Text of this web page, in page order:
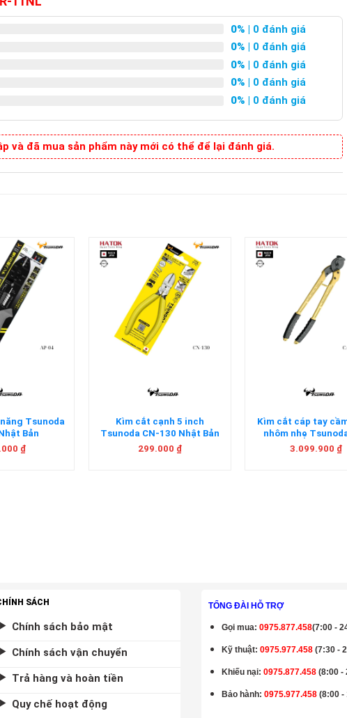
0% | 0 đánh giá
0% | 0 đánh giá
0% | 0 đánh giá
0% | 0 đánh giá
0% | 0 đánh giá
và đã mua sản phẩm này mới có thể để lại đánh giá.
Tsunoda
Bản
₫
Kìm cắt cạnh 5 inch
Tsunoda CN-130 Nhật Bản
299.000 ₫
Kìm cắt cáp tay
nhôm nhẹ
450AL Nhật
3.099.900 ₫
SÁCH
Chính sách bảo mật
Chính sách vận chuyển
Trả hàng và hoàn tiền
Quy chế hoạt động
TỔNG ĐÀI HỖ TRỢ
Gọi mua:0975.877.458(7:00 -
Kỹ thuật:0975.977.458 (7:30 -
Khiếu nại: 0975.877.458 (8:00 -
Bảo hành:0975.977.458 (8:00 -